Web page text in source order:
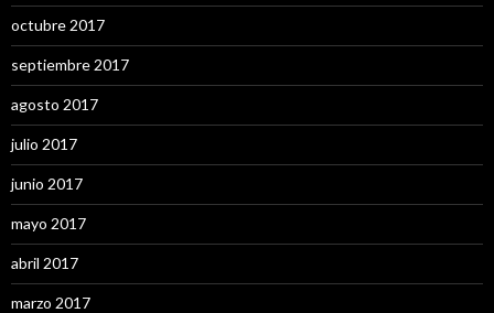
octubre 2017
septiembre 2017
agosto 2017
julio 2017
junio 2017
mayo 2017
abril 2017
marzo 2017